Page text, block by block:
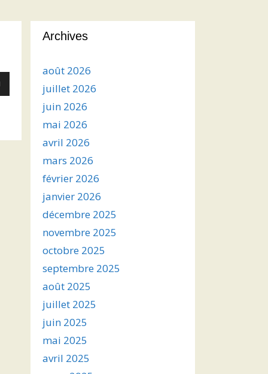
Archives
août 2026
juillet 2026
juin 2026
mai 2026
avril 2026
mars 2026
février 2026
janvier 2026
décembre 2025
novembre 2025
octobre 2025
septembre 2025
août 2025
juillet 2025
juin 2025
mai 2025
avril 2025